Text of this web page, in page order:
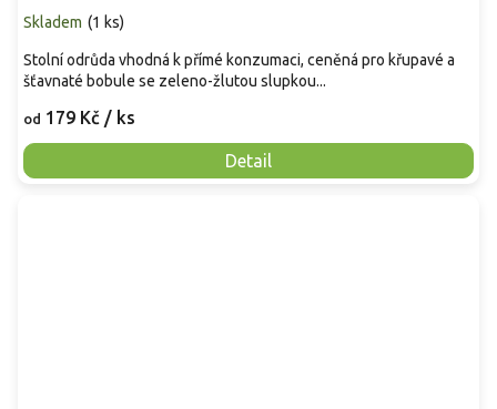
Skladem (1 ks)
od 179 Kč / ks
Detail
Stolní odrůda vhodná k přímé konzumaci, ceněná pro křupavé a
šťavnaté bobule se zeleno-žlutou slupkou...